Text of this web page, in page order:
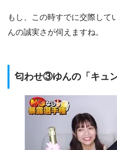
もし、この時すでに交際して
んの誠実さが伺えますね。
匂わせ③ゆんの「キュ